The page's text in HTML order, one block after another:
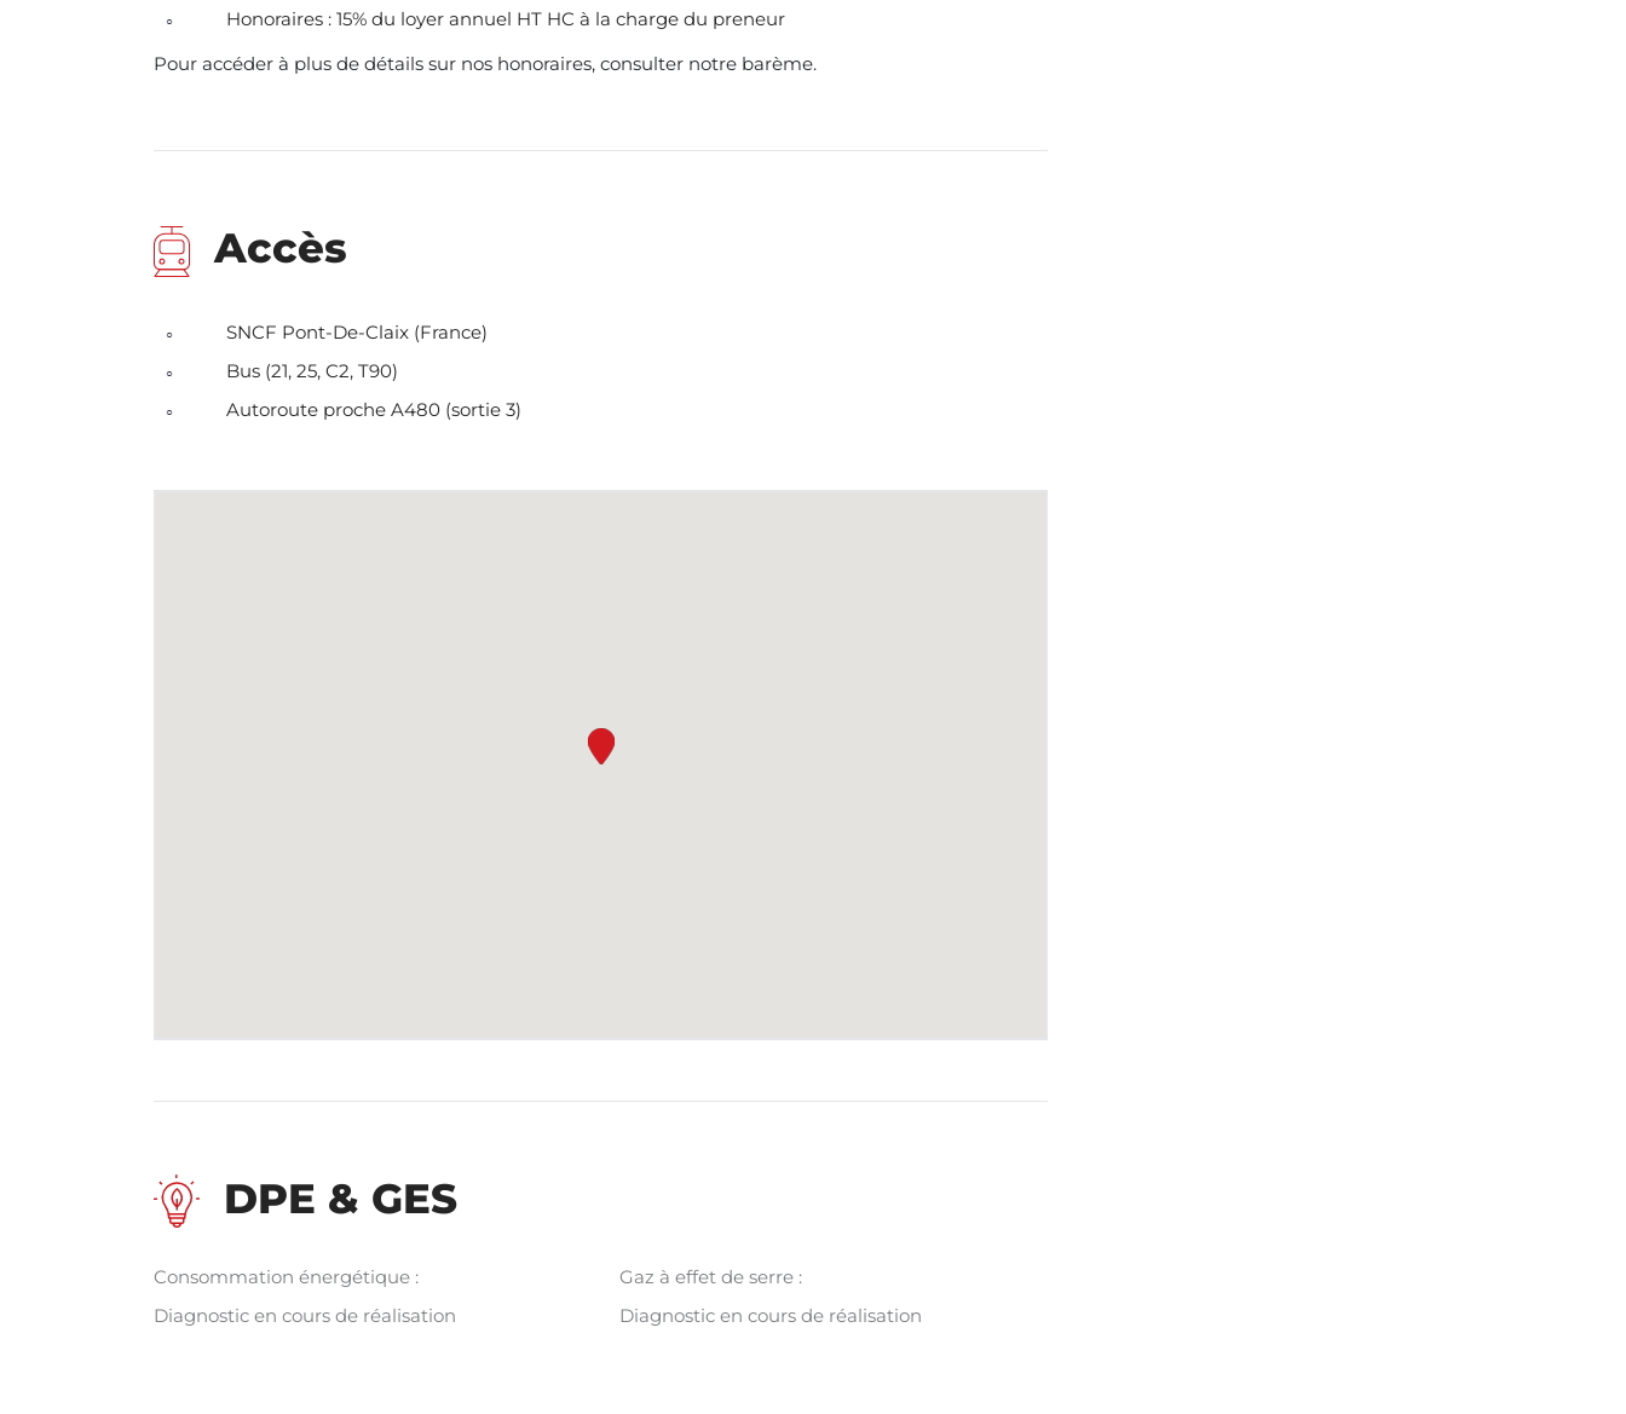
Honoraires : 15% du loyer annuel HT HC à la charge du preneur
Pour accéder à plus de détails sur nos honoraires, consulter notre barème.
Accès
SNCF Pont-De-Claix (France)
Bus (21, 25, C2, T90)
Autoroute proche A480 (sortie 3)
DPE & GES
Consommation énergétique :
Diagnostic en cours de réalisation
Gaz à effet de serre :
Diagnostic en cours de réalisation